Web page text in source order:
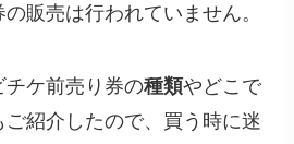
販売は行われていません。
チケ前売り券の種類やどこで
紹介したので、買う時に迷